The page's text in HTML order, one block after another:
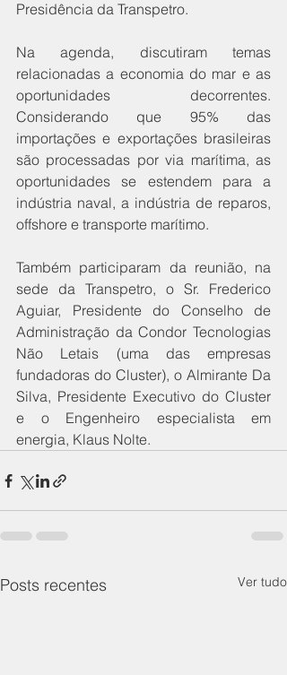
Presidência da Transpetro.
Na agenda, discutiram temas
relacionadas a economia do mar e as
oportunidades decorrentes.
Considerando que 95% das
importações e exportações brasileiras
são processadas por via marítima, as
oportunidades se estendem para a
indústria naval, a indústria de reparos,
offshore e transporte marítimo.
Também participaram da reunião, na
sede da Transpetro, o Sr. Frederico
Aguiar, Presidente do Conselho de
Administração da Condor Tecnologias
Não Letais (uma das empresas
fundadoras do Cluster), o Almirante Da
Silva, Presidente Executivo do Cluster
e o Engenheiro especialista em
energia, Klaus Nolte.
Posts recentes Ver tudo